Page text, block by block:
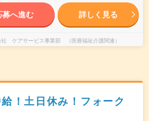
募へ進む 詳しく見る
社 ケアサービス事業部 （医療福祉介護関連）
！土日休み！フォーク